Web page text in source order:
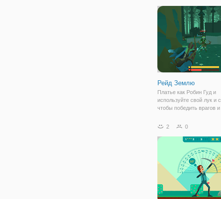
Рейд Землю
Платье как Робин Гуд и
используйте свой лук и
чтобы победить врагов
медалей, как вы можете.
Земле! Обшарить и
используя свой
2 0